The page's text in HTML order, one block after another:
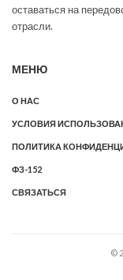
оставаться на
отрасли.
МЕНЮ
О НАС
УСЛОВИЯ
ПОЛИТИКА
ФЗ-152
СВЯЗАТЬСЯ
©